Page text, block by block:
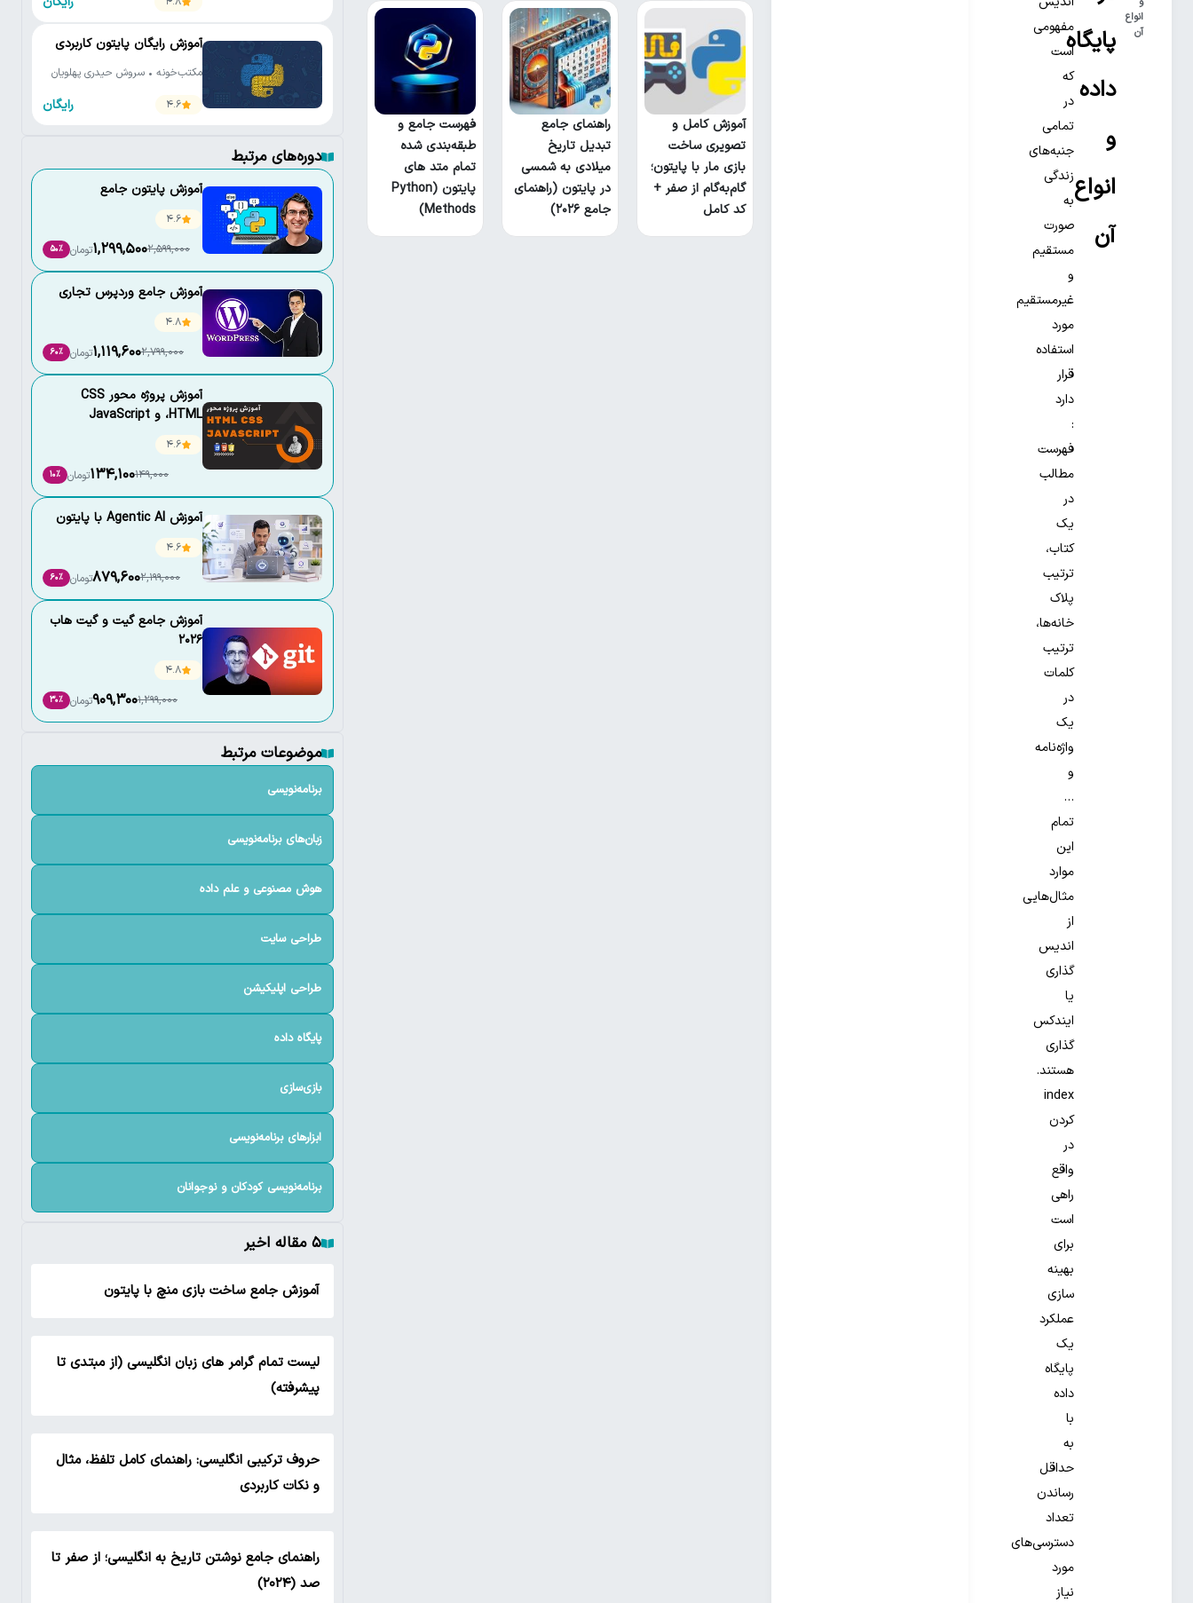
انواع
آن
پایگاه
داده
و
انواع
آن
مفهومی
است
که
در
تمامی
جنبه‌‌‌های
زندگی
به
صورت
مستقیم
و
غیرمستقیم
مورد
استفاده
قرار
دارد
:
فهرست
مطالب
در
یک
کتاب،
ترتیب
پلاک
خانه‌‌‌ها،
ترتیب
کلمات
در
یک
وا‌‌‌ژه‌‌‌نامه
و
…
تمام
این
موارد
مثال‌‌‌هایی
از
اندیس
‌‌‌گذاری
یا
ایندکس
گذاری
هستند.
index
کردن
در
واقع
راهی
است
برای
بهینه
سازی
عملکرد
یک
پایگاه
داده
با
به
حداقل
رساندن
تعداد
دسترسی‌های
مورد
نیاز
آموزش کامل و
تصویری ساخت
بازی مار با پایتون؛
گام‌به‌گام از صفر +
کد کامل
راهنمای جامع
تبدیل تاریخ
میلادی به شمسی
در پایتون (راهنمای
جامع ۲۰۲۶)
فهرست جامع و
طبقه‌بندی شده
تمام متد های
پایتون (Python
Methods)
آموزش رایگان پایتون کاربردی
مکتب‌خونه • سروش حیدری پهلویان
4.6
رایگان
دوره‌های مرتبط
آموزش پایتون جامع
4.6
2,599,000
1,299,500تومان 50٪
آموزش جامع وردپرس تجاری
4.8
2,799,000
1,119,600تومان 60٪
آموزش پروژه محور CSS
،HTML و JavaScript
4.6
149,000
134,100تومان 10٪
آموزش Agentic AI با پایتون
4.6
2,199,000
879,600تومان 60٪
آموزش جامع گیت و گیت هاب
2026
4.8
1,299,000
909,300تومان 30٪
موضوعات مرتبط
برنامه‌نویسی
زبان‌های برنامه‌نویسی
هوش مصنوعی و علم داده
طراحی سایت
طراحی اپلیکیشن
پایگاه داده
بازی‌سازی
ابزارهای برنامه‌نویسی
برنامه‌نویسی کودکان و نوجوانان
۵ مقاله اخیر
آموزش جامع ساخت بازی منچ با پایتون
لیست تمام گرامر های زبان انگلیسی (از مبتدی تا
پیشرفته)
حروف ترکیبی انگلیسی: راهنمای کامل تلفظ، مثال
و نکات کاربردی
راهنمای جامع نوشتن تاریخ به انگلیسی؛ از صفر تا
صد (۲۰۲۴)